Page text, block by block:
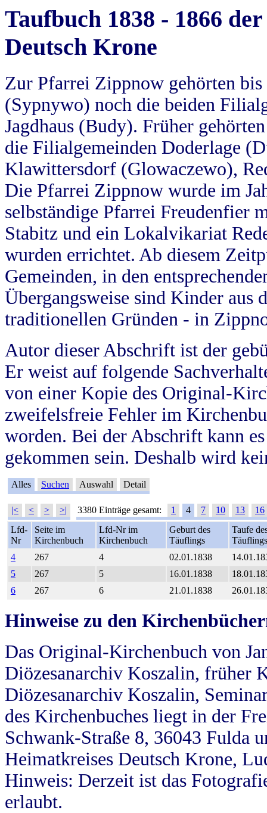
Taufbuch 1838 - 1866
Deutsch Krone
Zur Pfarrei Zippnow gehörten
(Sypnywo) noch die beiden
Jagdhaus (Budy). Früher
die Filialgemeinden Doderlage
Klawittersdorf (Glowaczewo),
Die Pfarrei Zippnow wurde im
selbständige Pfarrei Freudenfier
Stabitz und ein Lokalvikariat
wurden errichtet. Ab diesem
Gemeinden, in den
Übergangsweise sind Kinder aus
traditionellen Gründen - in
Autor dieser Abschrift ist der
Er weist auf folgende
von einer Kopie des Original-
zweifelsfreie Fehler im
worden. Bei der Abschrift kann
gekommen sein. Deshalb wird
Alles Suchen Auswahl Detail
|< < > >| 3380 Einträge gesamt: 1 4 7 10 13
16
Lfd-
Nr
Seite im
Kirchenbuch
Lfd-Nr im
Kirchenbuch
Geburt des
Täuflings
Taufe
Täuflings
4
267 4 02.01.1838
5
267 5 16.01.1838
6
267 6 21.01.1838
Hinweise zu den
Das Original-Kirchenbuch von
Diözesanarchiv Koszalin, früher
Diözesanarchiv Koszalin,
des Kirchenbuches liegt in der
Schwank-Straße 8, 36043 Fulda
Heimatkreises Deutsch Krone,
Hinweis: Derzeit ist das
erlaubt.